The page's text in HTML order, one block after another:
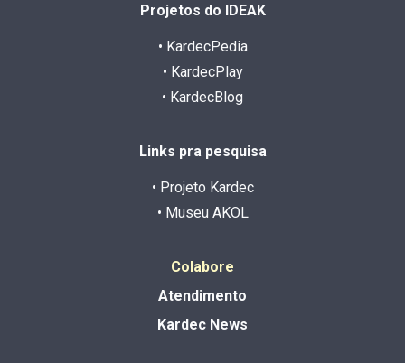
Projetos do IDEAK
• KardecPedia
• KardecPlay
• KardecBlog
Links pra pesquisa
• Projeto Kardec
• Museu AKOL
Colabore
Atendimento
Kardec News